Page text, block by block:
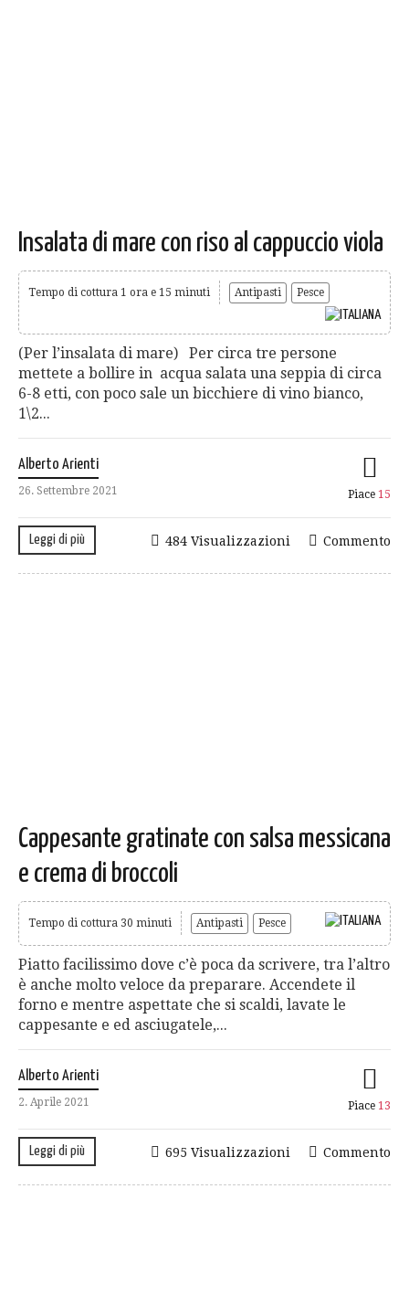
Insalata di mare con riso al cappuccio viola
Tempo di cottura 1 ora e 15 minuti Antipasti Pesce
(Per l’insalata di mare) Per circa tre persone
mettete a bollire in acqua salata una seppia di circa
6-8 etti, con poco sale un bicchiere di vino bianco,
1\2...
Alberto Arienti
26. Settembre 2021 Piace 15
Leggi di più Commento
484 Visualizzazioni
Cappesante gratinate con salsa messicana
e crema di broccoli
Tempo di cottura 30 minuti Antipasti Pesce
Piatto facilissimo dove c’è poca da scrivere, tra l’altro
è anche molto veloce da preparare. Accendete il
forno e mentre aspettate che si scaldi, lavate le
cappesante e ed asciugatele,...
Alberto Arienti
2. Aprile 2021 Piace 13
Leggi di più Commento
695 Visualizzazioni